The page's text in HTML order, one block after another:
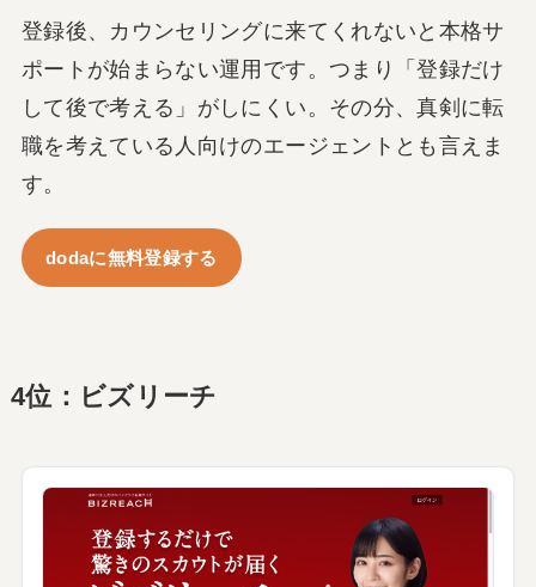
登録後、カウンセリングに来てくれないと本格サ
ポートが始まらない運用です。つまり「登録だけ
して後で考える」がしにくい。その分、真剣に転
職を考えている人向けのエージェントとも言えま
す。
dodaに無料登録する
4位：ビズリーチ